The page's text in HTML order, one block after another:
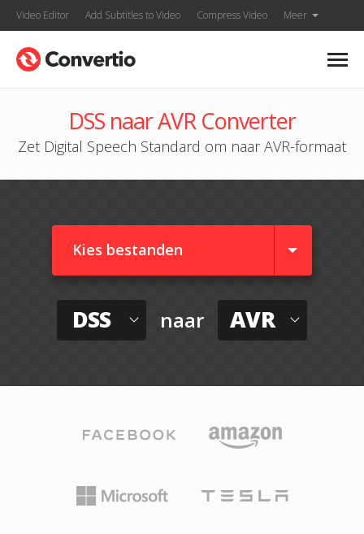
Video Editor Add Subtitles to Video Compress Video Meer
DSS naar AVR Converter
Zet Digital Speech Standard om naar AVR-formaat
Kies bestanden
DSS naar AVR